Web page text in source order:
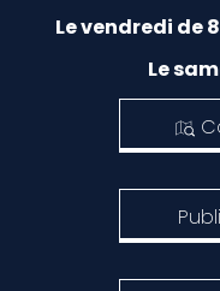
Le vendredi de
Le